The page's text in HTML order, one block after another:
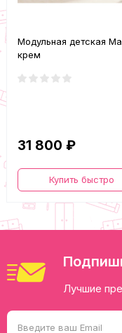
Модульная детская
крем
31 800 ₽
Купить быстро
Лучшие